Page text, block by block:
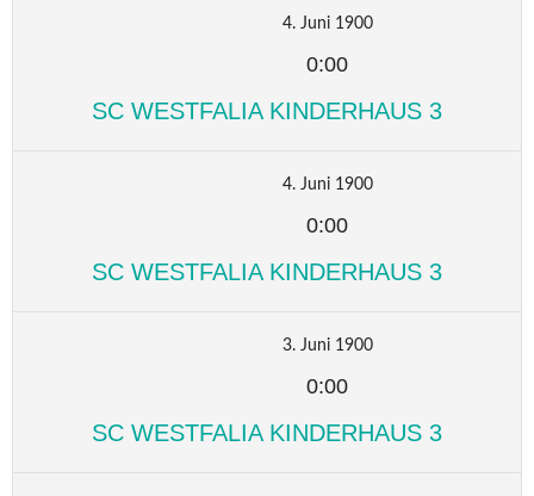
4. Juni 1900
0:00
SC WESTFALIA KINDERHAUS 3
4. Juni 1900
0:00
SC WESTFALIA KINDERHAUS 3
3. Juni 1900
0:00
SC WESTFALIA KINDERHAUS 3